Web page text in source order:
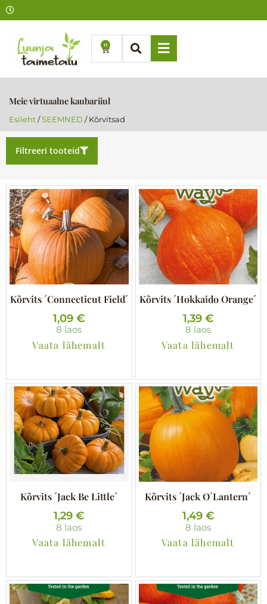
Skip
to
content
0
Cart
Meie virtuaalne kaubariiul
Esileht/SEEMNED / Kõrvitsad
Filtreeri tooteid
Kõrvits ´Connecticut Field´
1,09€
8 laos
Vaata lähemalt
Kõrvits ´Hokkaido Orange´
1,39 €
8 laos
Vaata lähemalt
Kõrvits ´Jack Be Little´
1,29€
8 laos
Vaata lähemalt
Kõrvits ´Jack O´Lantern´
1,49 €
8 laos
Vaata lähemalt